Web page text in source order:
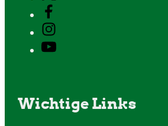
Wichtige Links